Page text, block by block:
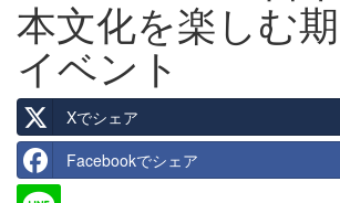
本文化を楽しむ
イベント
Xでシェア
Facebookでシェア